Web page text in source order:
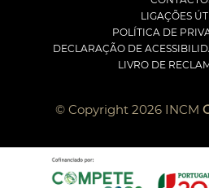
LIGAÇÕES
POLÍTICA DE
DECLARAÇÃO DE
LIVRO DE
© Copyright 2026 INCM